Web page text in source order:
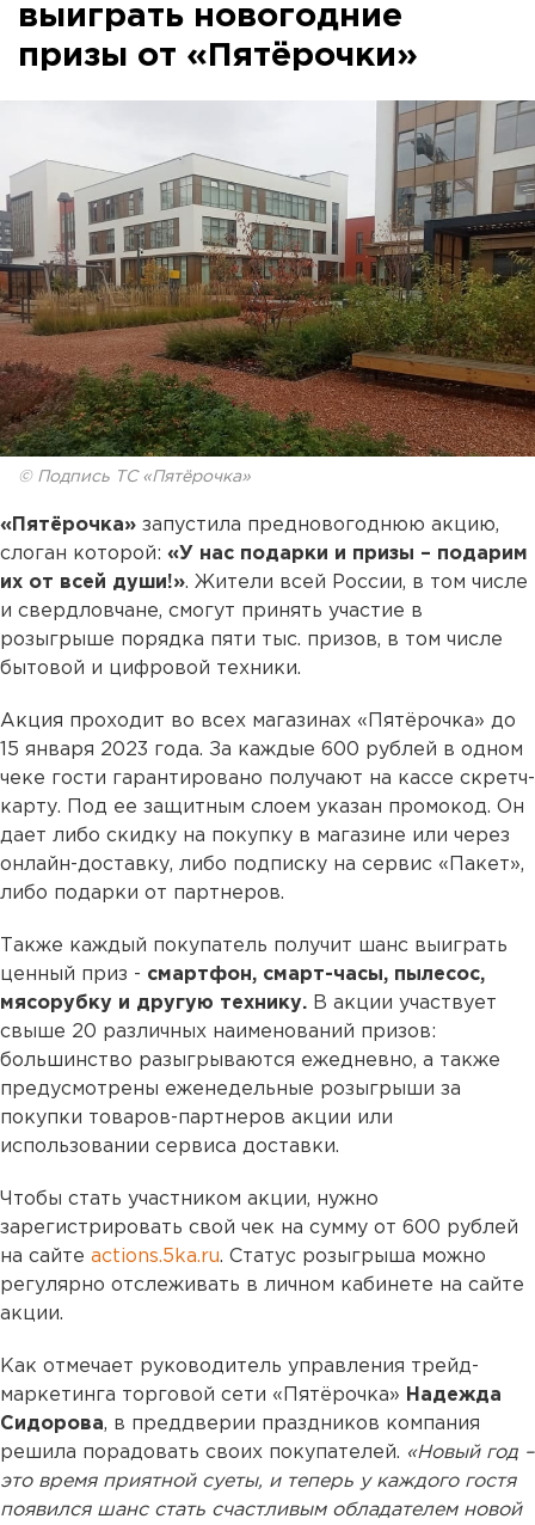
выиграть новогодние
призы от «Пятёрочки»
© Подпись ТС «Пятёрочка»
«Пятёрочка» запустила предновогоднюю акцию,
слоган которой: «У нас подарки и призы – подарим
их от всей души!». Жители всей России, в том числе
и свердловчане, смогут принять участие в
розыгрыше порядка пяти тыс. призов, в том числе
бытовой и цифровой техники.
Акция проходит во всех магазинах «Пятёрочка» до
15 января 2023 года. За каждые 600 рублей в одном
чеке гости гарантировано получают на кассе скретч-
карту. Под ее защитным слоем указан промокод. Он
дает либо скидку на покупку в магазине или через
онлайн-доставку, либо подписку на сервис «Пакет»,
либо подарки от партнеров.
Также каждый покупатель получит шанс выиграть
ценный приз - смартфон, смарт-часы, пылесос,
мясорубку и другую технику. В акции участвует
свыше 20 различных наименований призов:
большинство разыгрываются ежедневно, а также
предусмотрены еженедельные розыгрыши за
покупки товаров-партнеров акции или
использовании сервиса доставки.
Чтобы стать участником акции, нужно
зарегистрировать свой чек на сумму от 600 рублей
на сайте actions.5ka.ru. Статус розыгрыша можно
регулярно отслеживать в личном кабинете на сайте
акции.
Как отмечает руководитель управления трейд-
маркетинга торговой сети «Пятёрочка» Надежда
Сидорова, в преддверии праздников компания
решила порадовать своих покупателей. «Новый год –
это время приятной суеты, и теперь у каждого гостя
появился шанс стать счастливым обладателем новой